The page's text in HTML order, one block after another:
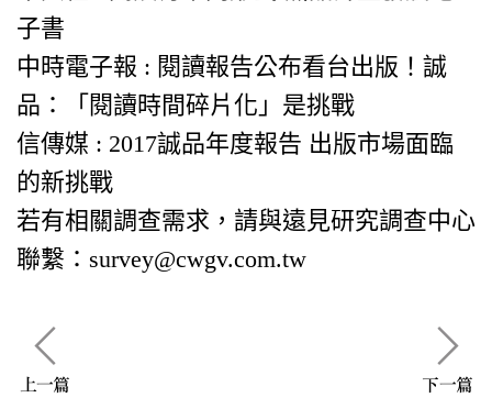
子書
中時電子報 : 閱讀報告公布看台出版！誠
品：「閱讀時間碎片化」是挑戰
信傳媒 : 2017誠品年度報告 出版市場面臨
的新挑戰
若有相關調查需求，請與遠見研究調查中心
聯繫：survey@cwgv.com.tw
上一篇 下一篇